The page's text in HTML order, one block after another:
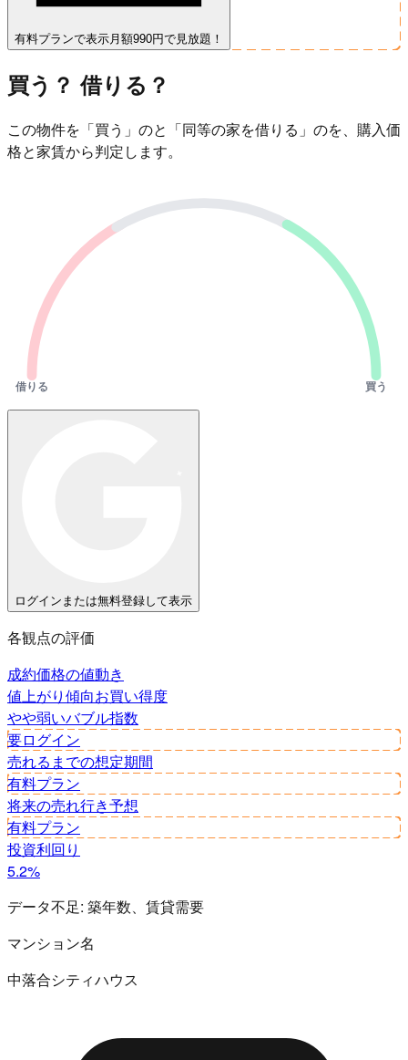
有料プランで表示 月額990円で見放題！
買う？ 借りる？
この物件を「買う」のと「同等の家を借りる」のを、購入価
格と家賃から判定します。
借りる 買う
ログインまたは無料登録して表示
各観点の評価
成約価格の値動き
値上がり傾向お買い得度
やや弱いバブル指数
要ログイン
売れるまでの想定期間
有料プラン
将来の売れ行き予想
有料プラン
投資利回り
5.2%
データ不足: 築年数、賃貸需要
マンション名
中落合シティハウス